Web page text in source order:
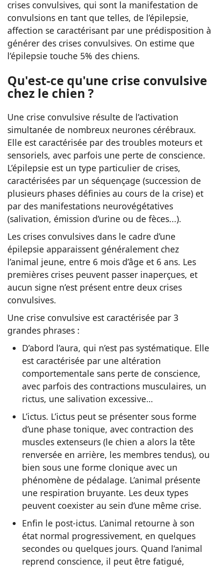
crises convulsives, qui sont la manifestation de
convulsions en tant que telles, de l’épilepsie,
affection se caractérisant par une prédisposition à
générer des crises convulsives. On estime que
l’épilepsie touche 5% des chiens.
Qu'est-ce qu'une crise convulsive
chez le chien ?
Une crise convulsive résulte de l’activation
simultanée de nombreux neurones cérébraux.
Elle est caractérisée par des troubles moteurs et
sensoriels, avec parfois une perte de conscience.
L’épilepsie est un type particulier de crises,
caractérisées par un séquençage (succession de
plusieurs phases définies au cours de la crise) et
par des manifestations neurovégétatives
(salivation, émission d’urine ou de fèces...).
Les crises convulsives dans le cadre d’une
épilepsie apparaissent généralement chez
l’animal jeune, entre 6 mois d’âge et 6 ans. Les
premières crises peuvent passer inaperçues, et
aucun signe n’est présent entre deux crises
convulsives.
Une crise convulsive est caractérisée par 3
grandes phrases :
D’abord l’aura, qui n’est pas systématique. Elle
est caractérisée par une altération
comportementale sans perte de conscience,
avec parfois des contractions musculaires, un
rictus, une salivation excessive…
L’ictus. L’ictus peut se présenter sous forme
d’une phase tonique, avec contraction des
muscles extenseurs (le chien a alors la tête
renversée en arrière, les membres tendus), ou
bien sous une forme clonique avec un
phénomène de pédalage. L’animal présente
une respiration bruyante. Les deux types
peuvent coexister au sein d’une même crise.
Enfin le post-ictus. L’animal retourne à son
état normal progressivement, en quelques
secondes ou quelques jours. Quand l’animal
reprend conscience, il peut être fatigué,